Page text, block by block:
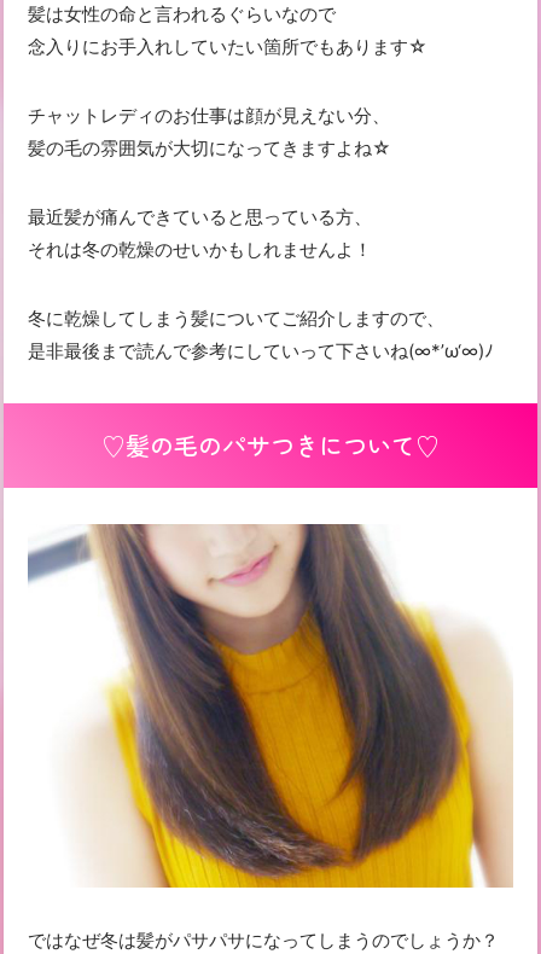
髪は女性の命と言われるぐらいなので
念入りにお手入れしていたい箇所でもあります☆
チャットレディのお仕事は顔が見えない分、
髪の毛の雰囲気が大切になってきますよね☆
最近髪が痛んできていると思っている方、
それは冬の乾燥のせいかもしれませんよ！
冬に乾燥してしまう髪についてご紹介しますので、
是非最後まで読んで参考にしていって下さいね(∞*’ω‘∞)ﾉ
♡髪の毛のパサつきについて♡
ではなぜ冬は髪がパサパサになってしまうのでしょうか？